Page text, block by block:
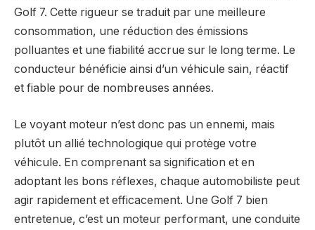
Golf 7. Cette rigueur se traduit par une meilleure
consommation, une réduction des émissions
polluantes et une fiabilité accrue sur le long terme. Le
conducteur bénéficie ainsi d’un véhicule sain, réactif
et fiable pour de nombreuses années.
Le voyant moteur n’est donc pas un ennemi, mais
plutôt un allié technologique qui protège votre
véhicule. En comprenant sa signification et en
adoptant les bons réflexes, chaque automobiliste peut
agir rapidement et efficacement. Une Golf 7 bien
entretenue, c’est un moteur performant, une conduite